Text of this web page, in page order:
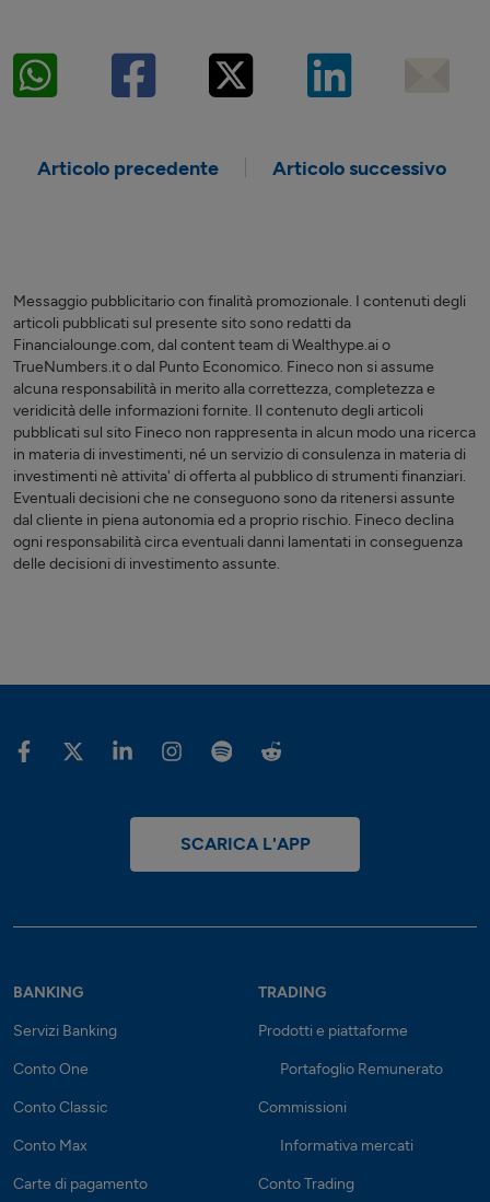
Articolo precedente Articolo successivo
Messaggio pubblicitario con finalità promozionale. I contenuti degli
articoli pubblicati sul presente sito sono redatti da
Financialounge.com, dal content team di Wealthype.ai o
TrueNumbers.it o dal Punto Economico. Fineco non si assume
alcuna responsabilità in merito alla correttezza, completezza e
veridicità delle informazioni fornite. Il contenuto degli articoli
pubblicati sul sito Fineco non rappresenta in alcun modo una ricerca
in materia di investimenti, né un servizio di consulenza in materia di
investimenti nè attivita' di offerta al pubblico di strumenti finanziari.
Eventuali decisioni che ne conseguono sono da ritenersi assunte
dal cliente in piena autonomia ed a proprio rischio. Fineco declina
ogni responsabilità circa eventuali danni lamentati in conseguenza
delle decisioni di investimento assunte.
SCARICA L'APP
BANKING
Servizi Banking
Conto One
Conto Classic
Conto Max
Carte di pagamento
TRADING
Prodotti e piattaforme
Portafoglio Remunerato
Commissioni
Informativa mercati
Conto Trading